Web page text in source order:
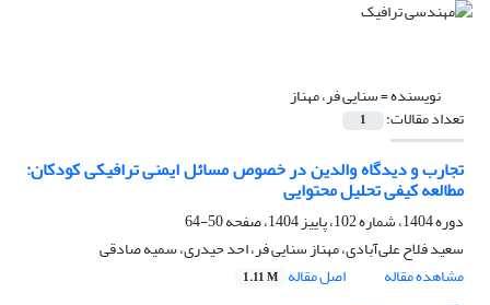
نویسنده =سنایی فر، مهناز
تعداد مقالات: 1
تجارب و دیدگاه والدین در خصوص مسائل ایمنی ترافیکی کودکان:
مطالعه کیفی تحلیل محتوایی
دوره 1404، شماره 102، پاییز 1404، صفحه
50-64
سعید فلاح علی‌آبادی، مهناز سنایی فر، احد حیدری، سمیه صادقی
مشاهده مقاله
اصل مقاله 1.11 M